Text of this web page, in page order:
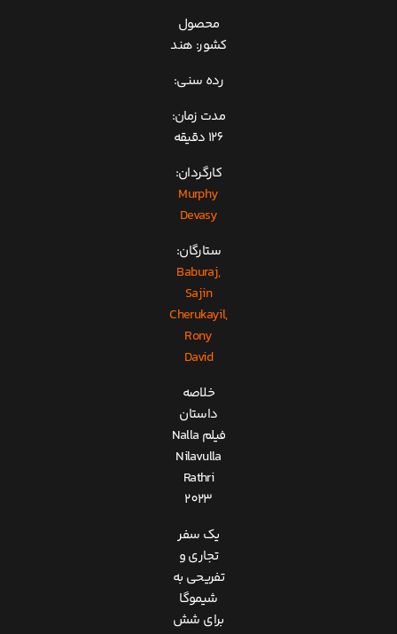
محصول
کشور: هند
رده سنی:
مدت زمان:
126 دقیقه
کارگردان:
Murphy
Devasy
ستارگان:
Baburaj,
Sajin
Cherukayil,
Rony
David
خلاصه
داستان
فیلم Nalla
Nilavulla
Rathri
2023
یک سفر
تجاری و
تفریحی به
شیموگا
برای شش